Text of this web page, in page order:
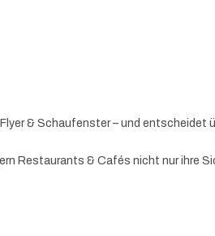
& Schaufenster – und entscheidet
Restaurants & Cafés nicht nur ihre